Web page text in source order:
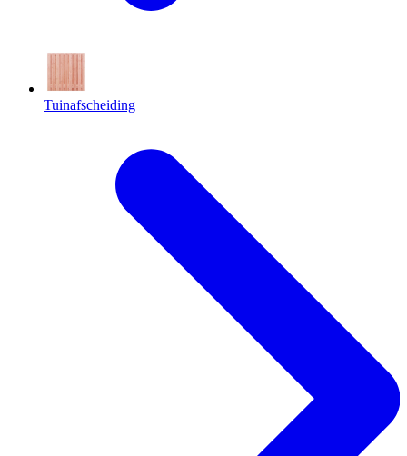
Tuinafscheiding